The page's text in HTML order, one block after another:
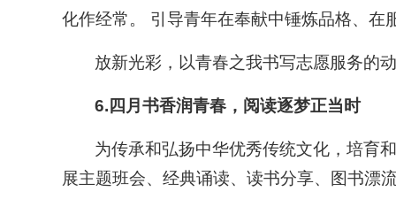
化作经常。 引导青年在奉献中锤炼品格、在
放新光彩，以青春之我书写志愿服务的
6.四月书香润青春，阅读逐梦正当时
为传承和弘扬中华优秀传统文化，培育
展主题班会、经典诵读、读书分享、图书漂